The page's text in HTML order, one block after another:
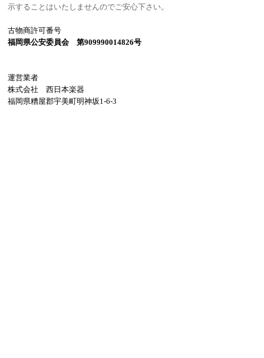
示することはいたしませんのでご安心下さい。
古物商許可番号
福岡県公安委員会 第909990014826号
運営業者
株式会社 西日本楽器
福岡県糟屋郡宇美町明神坂1-6-3